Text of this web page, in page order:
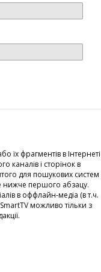
їх фрагментів в Інтернеті
каналів і сторінок в
для пошукових систем
нижче першого абзацу.
в оффлайн-медіа (в т.ч.
можливо тільки з